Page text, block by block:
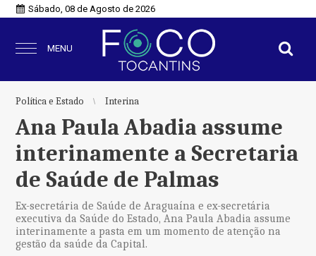
Sábado, 08 de Agosto de 2026
MENU
Política e Estado Interina
Ana Paula Abadia assume
interinamente a Secretaria
de Saúde de Palmas
Ex-secretária de Saúde de Araguaína e ex-secretária
executiva da Saúde do Estado, Ana Paula Abadia assume
interinamente a pasta em um momento de atenção na
gestão da saúde da Capital.